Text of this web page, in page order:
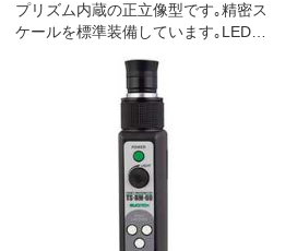
プリズム内蔵の正立像型です｡精密ス
ケールを標準装備しています｡LEDの